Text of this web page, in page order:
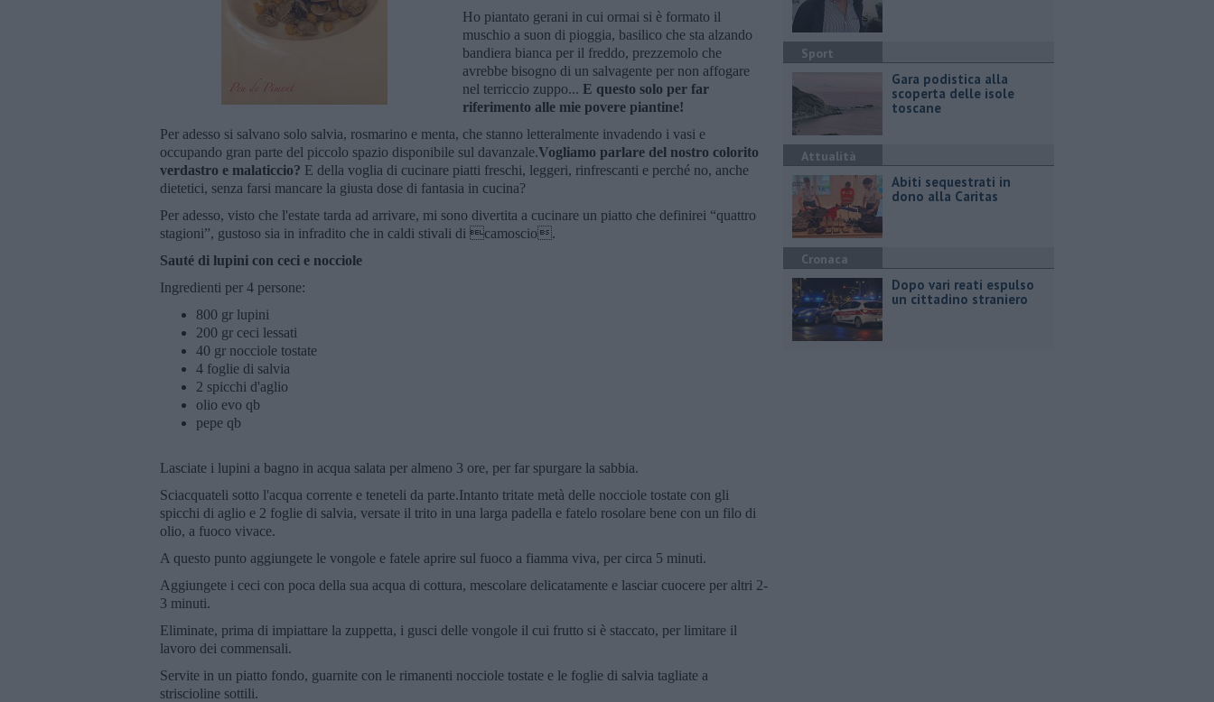
Ho piantato gerani in cui ormai si è formato il
muschio a suon di pioggia, basilico che sta alzando
bandiera bianca per il freddo, prezzemolo che
avrebbe bisogno di un salvagente per non affogare
nel terriccio zuppo... E questo solo per far
riferimento alle mie povere piantine!
Per adesso si salvano solo salvia, rosmarino e menta, che stanno letteralmente invadendo i vasi e
occupando gran parte del piccolo spazio disponibile sul davanzale.Vogliamo parlare del nostro colorito
verdastro e malaticcio? E della voglia di cucinare piatti freschi, leggeri, rinfrescanti e perché no, anche
dietetici, senza farsi mancare la giusta dose di fantasia in cucina?
Per adesso, visto che l'estate tarda ad arrivare, mi sono divertita a cucinare un piatto che definirei “quattro
stagioni”, gustoso sia in infradito che in caldi stivali di camoscio.
Sauté di lupini con ceci e nocciole
Ingredienti per 4 persone:
800 gr lupini
200 gr ceci lessati
40 gr nocciole tostate
4 foglie di salvia
2 spicchi d'aglio
olio evo qb
pepe qb
Lasciate i lupini a bagno in acqua salata per almeno 3 ore, per far spurgare la sabbia.
Sciacquateli sotto l'acqua corrente e teneteli da parte.Intanto tritate metà delle nocciole tostate con gli
spicchi di aglio e 2 foglie di salvia, versate il trito in una larga padella e fatelo rosolare bene con un filo di
olio, a fuoco vivace.
A questo punto aggiungete le vongole e fatele aprire sul fuoco a fiamma viva, per circa 5 minuti.
Aggiungete i ceci con poca della sua acqua di cottura, mescolare delicatamente e lasciar cuocere per altri 2-
3 minuti.
Eliminate, prima di impiattare la zuppetta, i gusci delle vongole il cui frutto si è staccato, per limitare il
lavoro dei commensali.
Servite in un piatto fondo, guarnite con le rimanenti nocciole tostate e le foglie di salvia tagliate a
striscioline sottili.
Sport
Gara podistica alla
scoperta delle isole
toscane
Attualità
Abiti sequestrati in
dono alla Caritas
Cronaca
Dopo vari reati espulso
un cittadino straniero